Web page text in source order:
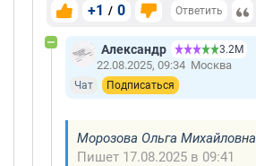
+1 / 0 Ответить
Александр 3.2М
22.08.2025, 09:34 Москва
Чат Подписаться
Морозова Ольга Михайловна
Пишет 17.08.2025 в 09:41